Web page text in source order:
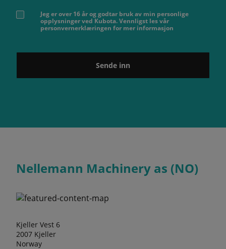
Jeg er over 16 år og godtar bruk av min personlige
opplysninger ved Kubota. Vennligst les vår
personvernerklæringen for mer informasjon
Sende inn
Nellemann Machinery as (NO)
Kjeller Vest 6
2007 Kjeller
Norway